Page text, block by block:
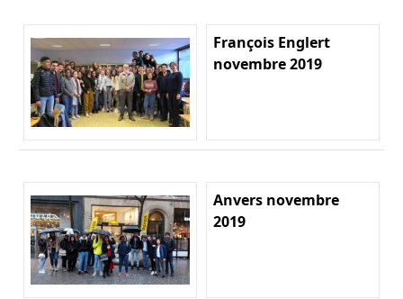
François Englert
novembre 2019
Anvers novembre
2019